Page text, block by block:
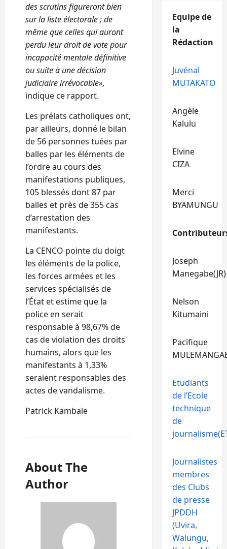
des scrutins figureront bien
sur la liste électorale ; de
même que celles qui auront
perdu leur droit de vote pour
incapacité mentale définitive
ou suite à une décision
judiciaire irrévocable»,
indique ce rapport.
Les prélats catholiques ont,
par ailleurs, donné le bilan
de 56 personnes tuées par
balles par les éléments de
l’ordre au cours des
manifestations publiques,
105 blessés dont 87 par
balles et près de 355 cas
d’arrestation des
manifestants.
La CENCO pointe du doigt
les éléments de la police,
les forces armées et les
services spécialisés de
l’État et estime que la
police en serait
responsable à 98,67% de
cas de violation des droits
humains, alors que les
manifestants à 1,33%
seraient responsables des
actes de vandalisme.
Patrick Kambale
About The
Author
Equipe de
la
Rédaction
Juvénal
MUTAKATO
Angèle
Kalulu
Elvine
CIZA
Merci
BYAMUNGU
Joseph
Manegabe(JR)
Nelson
Kitumaini
Pacifique
Etudiants
de l’Ecole
technique
de
Journalistes
membres
des Clubs
de presse
JPDDH
(Uvira,
Walungu,